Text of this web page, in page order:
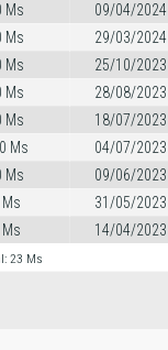
Ms 09/04/2024
Ms 29/03/2024
Ms 25/10/2023
Ms 28/08/2023
Ms 18/07/2023
Ms 04/07/2023
Ms 09/06/2023
31/05/2023
14/04/2023
23 Ms